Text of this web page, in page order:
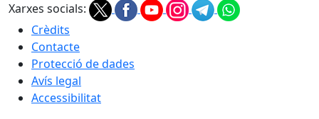
Xarxes socials:
Crèdits
Contacte
Protecció de dades
Avís legal
Accessibilitat